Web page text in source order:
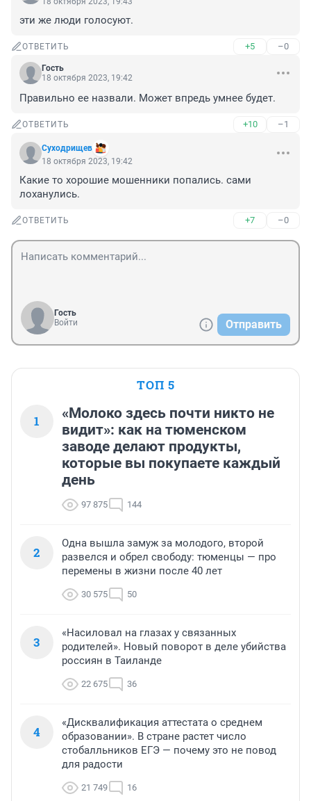
эти же люди голосуют.
ОТВЕТИТЬ +5 –0
Гость
18 октября 2023, 19:42
Правильно ее назвали. Может впредь умнее будет.
ОТВЕТИТЬ +10 –1
Суходрищев
18 октября 2023, 19:42
Какие то хорошие мошенники попались. сами
лоханулись.
ОТВЕТИТЬ +7 –0
Гость
Войти
Отправить
ТОП 5
1
«Молоко здесь почти никто не
видит»: как на тюменском
заводе делают продукты,
которые вы покупаете каждый
день
97 875 144
2
Одна вышла замуж за молодого, второй
развелся и обрел свободу: тюменцы — про
перемены в жизни после 40 лет
30 575 50
3
«Насиловал на глазах у связанных
родителей». Новый поворот в деле убийства
россиян в Таиланде
22 675 36
4
«Дисквалификация аттестата о среднем
образовании». В стране растет число
стобалльников ЕГЭ — почему это не повод
для радости
21 749 16